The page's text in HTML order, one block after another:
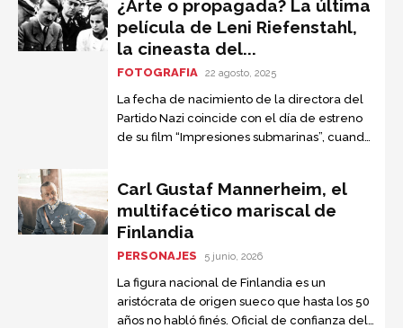
¿Arte o propagada? La última
película de Leni Riefenstahl,
la cineasta del...
FOTOGRAFIA 22 agosto, 2025
La fecha de nacimiento de la directora del
Partido Nazi coincide con el día de estreno
de su film “Impresiones submarinas”, cuando
Carl Gustaf Mannerheim, el
multifacético mariscal de
Finlandia
PERSONAJES 5 junio, 2026
La figura nacional de Finlandia es un
aristócrata de origen sueco que hasta los 50
años no habló finés. Oficial de confianza del